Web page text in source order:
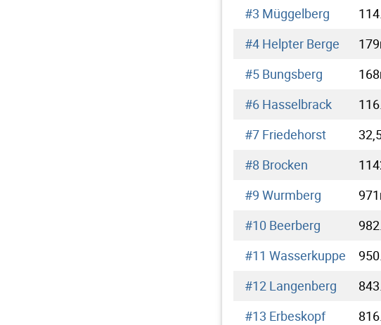
#3 Müggelberg
#4 Helpter Berge
#5 Bungsberg
#6 Hasselbrack
#7 Friedehorst
#8 Brocken
#9 Wurmberg
#10 Beerberg
#11 Wasserkuppe
#12 Langenberg
#13 Erbeskopf